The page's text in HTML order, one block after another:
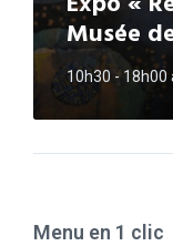
Musée
10h30 - 18h00
Menu en 1 clic